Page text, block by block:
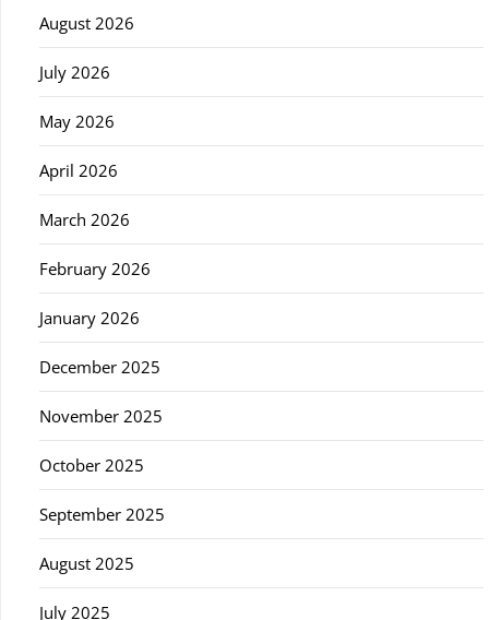
August 2026
July 2026
May 2026
April 2026
March 2026
February 2026
January 2026
December 2025
November 2025
October 2025
September 2025
August 2025
July 2025